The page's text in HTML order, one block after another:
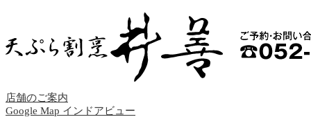
店舗のご案内
Google Map インドアビュー